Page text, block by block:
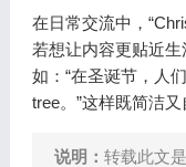
在日常交流中，
若想让内容更贴近生
如：“在圣诞节，人
tree。”这样既简洁
说明： 转载此文